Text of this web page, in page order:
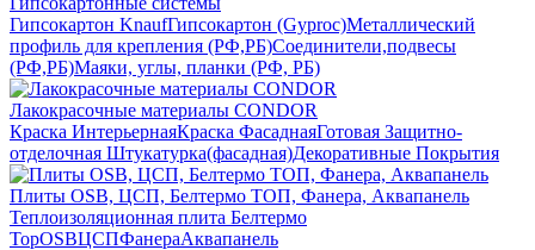
Гипсокартон KnaufГипсокартон (Gyproc)Металлический
профиль для крепления (РФ,РБ)Соединители,подвесы
(РФ,РБ)Маяки, углы, планки (РФ, РБ)
Лакокрасочные материалы CONDOR
Краска ИнтерьернаяКраска ФасаднаяГотовая Защитно-
отделочная Штукатурка(фасадная)Декоративные Покрытия
Плиты OSB, ЦСП, Белтермо ТОП, Фанера, Аквапанель
Теплоизоляционная плита Белтермо
TopOSBЦСПФанераАквапанель